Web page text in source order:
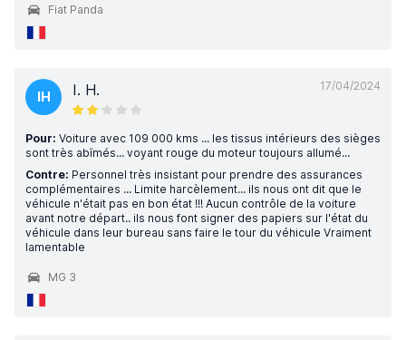
Fiat Panda
17/04/2024
IH I. H.
Pour: Voiture avec 109 000 kms ... les tissus intérieurs des sièges
sont très abîmés... voyant rouge du moteur toujours allumé...
Contre: Personnel très insistant pour prendre des assurances
complémentaires ... Limite harcèlement... ils nous ont dit que le
véhicule n'était pas en bon état !!! Aucun contrôle de la voiture
avant notre départ.. ils nous font signer des papiers sur l'état du
véhicule dans leur bureau sans faire le tour du véhicule Vraiment
lamentable
MG 3